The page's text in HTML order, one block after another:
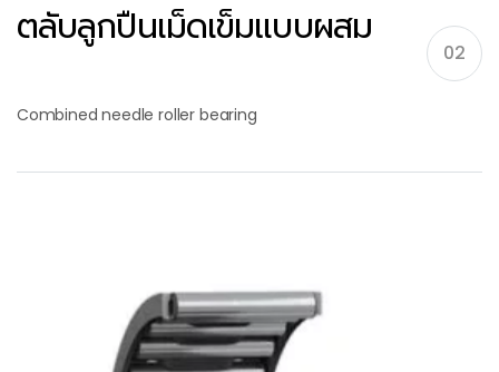
ตลับลูกปืนเม็ดเข็มแบบผสม
02
Combined needle roller bearing